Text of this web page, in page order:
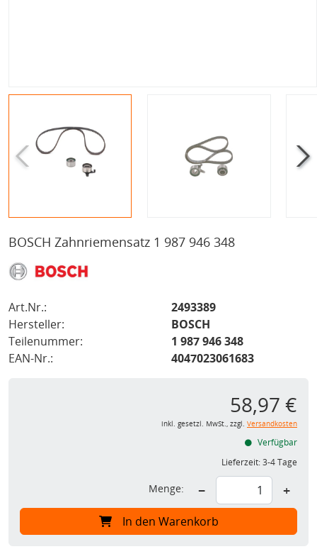
BOSCH Zahnriemensatz 1 987 946 348
Art.Nr.:
2493389
Hersteller:
BOSCH
Teilenummer:
1 987 946 348
EAN-Nr.:
4047023061683
58,97 €
inkl. gesetzl. MwSt., zzgl. Versandkosten
Verfügbar
Lieferzeit:3-4 Tage
Menge: − +
In den Warenkorb